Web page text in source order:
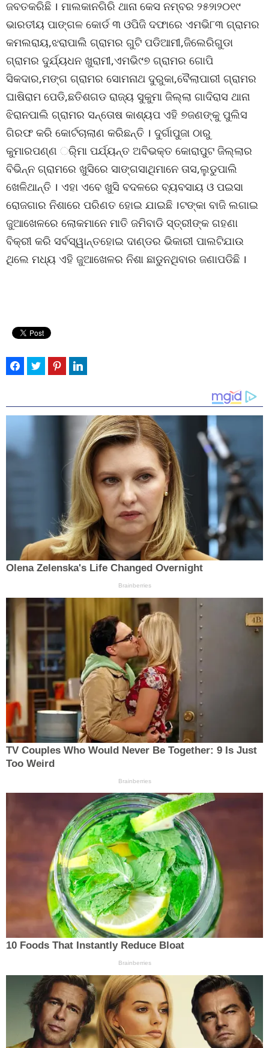
ଜବତକରିଛି । ମାଲକାନଗିରି ଥାନା କେସ ନମ୍ବର ୨୫୨ା୨୦୧୯
ଭାରତୀୟ ପାଙ୍ଗଳ କୋର୍ଡ ୩ ଓପିଜି ଦଫାରେ ଏମଭି୮୩ ଗ୍ରାମର
କମଲରାୟ,ଝରାପାଲି ଗ୍ରାମର ଗୁଟି ପଡିଆମୀ,ଜିଲେରିଗୁଡା
ଗ୍ରାମର ଦୁର୍ଯ୍ୟଧନ ଖୁରାମୀ,ଏମଭି୯୭ ଗ୍ରାମର ଗୋପି
ସିକଦାର,ମଙ୍ଗ ଗ୍ରାମର ସୋମନାଥ ଦୁରୁକା,ବୈଲାପାରୀ ଗ୍ରାମର
ଘାଷିରାମ ପେଡି,ଛତିଶଗଡ ରାଜ୍ୟ ସୁକୁମା ଜିଲ୍ଲା ଗାଦିରାସ ଥାନା
ଝିରାନପାଲି ଗ୍ରାମର ସନ୍ତୋଷ କାଶ୍ୟପ ଏହି ୭ଜଣଙ୍କୁ ପୁଲିସ
ଗିରଫ କରି କୋର୍ଟଚାଲାଣ କରିଛନ୍ତି । ଦୁର୍ଗାପୁଜା ଠାରୁ
କୁମାରପଣ୍ଣ ର୍ିମା ପର୍ଯ୍ୟନ୍ତ ଅବିଭକ୍ତ କୋରାପୁଟ ଜିଲ୍ଲାର
ବିଭିନ୍ନ ଗ୍ରାମରେ ଖୁସିରେ ସାଙ୍ଗସାଥିମାନେ ତାସ,ଲୁଡୁପାଲି
ଖେଳିଥାନ୍ତି । ଏହା ଏବେ ଖୁସି ବଦଳରେ ବ୍ୟବସାୟ ଓ ପଇସା
ରୋଜଗାର ନିଶାରେ ପରିଣତ ହୋଇ ଯାଇଛି ।ଟଙ୍କା ବାଜି ଲଗାଇ
ଜୁଆଖେଳରେ ଲୋକମାନେ ମାତି ଜମିବାଡି ସ୍ତ୍ରୀଙ୍କ ଗହଣା
ବିକ୍ରୀ କରି ସର୍ବସ୍ୱାନ୍ତହୋଇ ଦାଣ୍ଡର ଭିକାରୀ ପାଲଟିଯାଉ
ଥିଲେ ମଧ୍ୟ ଏହି ଜୁଆଖେଳର ନିଶା ଛାଡୁନଥିବାର ଜଣାପଡିଛି ।